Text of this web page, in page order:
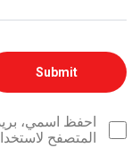
احفظ اسمي،
المتصفح